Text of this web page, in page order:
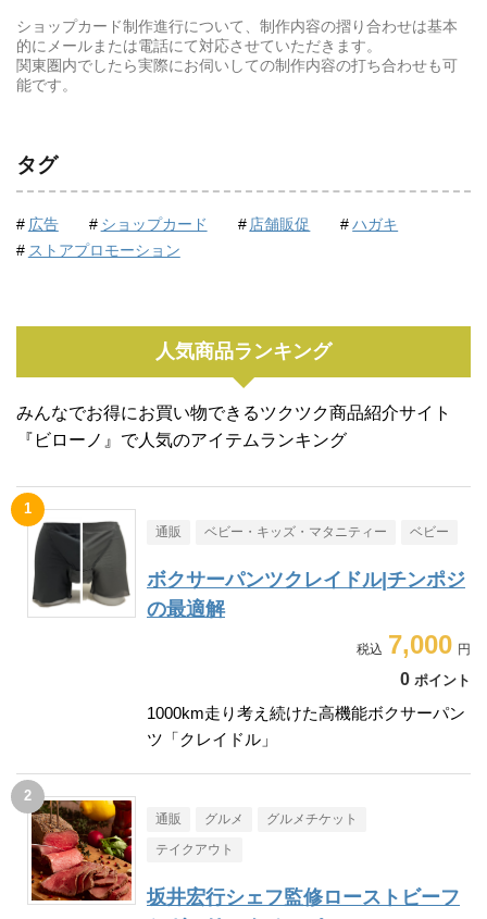
ショップカード制作進行について、制作内容の摺り合わせは基本
的にメールまたは電話にて対応させていただきます。
関東圏内でしたら実際にお伺いしての制作内容の打ち合わせも可
能です。
タグ
広告 ショップカード 店舗販促
ハガキ
ストアプロモーション
人気商品ランキング
みんなでお得にお買い物できるツクツク商品紹介サイト
『ビローノ』で人気のアイテムランキング
通販 ベビー・キッズ・マタニティー ベビー
ボクサーパンツクレイドル|チンポジ
の最適解
7,000
0 ポイント
1000km走り考え続けた高機能ボクサーパン
ツ「クレイドル」
通販 グルメ グルメチケット
テイクアウト
坂井宏行シェフ監修ローストビーフ